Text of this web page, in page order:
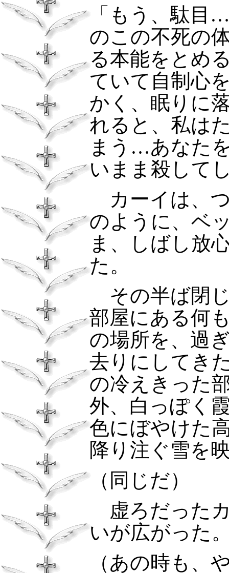
「もう、駄目
のこの不死の
る本能をとめ
ていて自制心
かく、眠りに
れると、私は
まう…あなた
いまま殺して
カーイは、
のように、ベ
ま、しばし放
た。
その半ば閉
部屋にある何
の場所を、過
去りにしてき
の冷えきった
外、白っぽく
色にぼやけた
降り注ぐ雪を
（同じだ）
虚ろだった
いが広がった
（あの時も、